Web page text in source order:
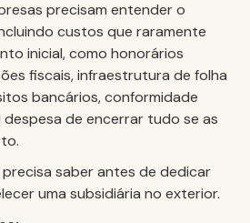
precisam entender o
custos que raramente
inicial, como honorários
fiscais, infraestrutura de folha
bancários, conformidade
de encerrar tudo se as
saber antes de dedicar
uma subsidiária no exterior.